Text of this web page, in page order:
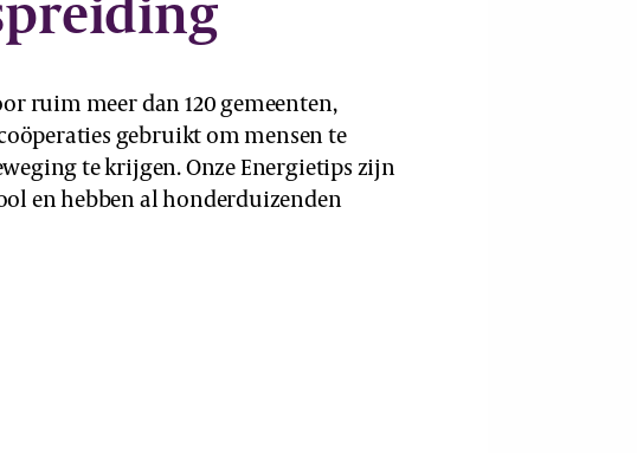
ruim meer dan 120 gemeenten,
gebruikt om mensen te
te krijgen. Onze Energietips zijn
en hebben al honderduizenden